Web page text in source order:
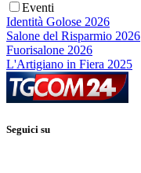
Eventi
Identità Golose 2026
Salone del Risparmio 2026
Fuorisalone 2026
L'Artigiano in Fiera 2025
Seguici su